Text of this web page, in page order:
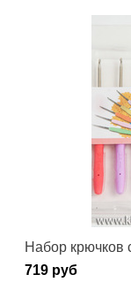
Набор крючков
719 руб